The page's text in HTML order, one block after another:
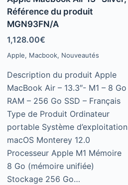
t
e
d
0
u
t
o
f
Référence du produit
MGN93FN/A
1,128.00€
Apple, Macbook, Nouveautés
Description du produit Apple
MacBook Air – 13.3″- M1 – 8 Go
RAM – 256 Go SSD – Français
Type de Produit Ordinateur
portable Système d’exploitation
macOS Monterey 12.0
Processeur Apple M1 Mémoire
8 Go (mémoire unifiée)
Stockage 256 Go…